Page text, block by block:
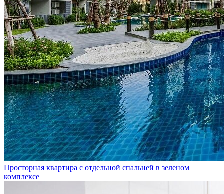
Просторная квартира с отдельной спальней в зеленом
комплексе